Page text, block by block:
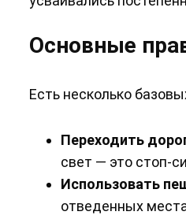
Основные
Есть несколько
Переходить
свет — это стоп-
Использовать
отведенных